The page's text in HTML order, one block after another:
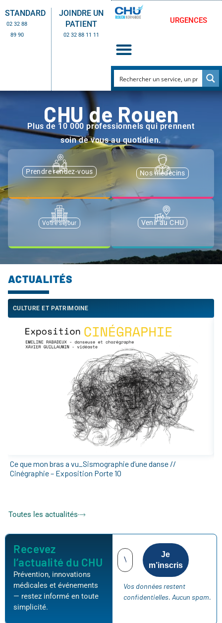
STANDARD
02 32 88
89 90
JOINDRE UN
PATIENT
02 32 88 11 11
URGENCES
CHU de Rouen
Plus de 10 000 professionnels qui prennent
soin de vous au quotidien.
Prendre rendez-vous Nos médecins
Votre séjour Venir au CHU
ACTUALITÉS
CULTURE ET PATRIMOINE
Ce que mon bras a vu_Sismographie d’une danse //
Cinégraphie – Exposition Porte 10
Toutes les actualités
Recevez
l’actualité du CHU
Prévention, innovations
médicales et événements
— restez informé en toute
simplicité.
Vos données restent
confidentielles. Aucun spam.